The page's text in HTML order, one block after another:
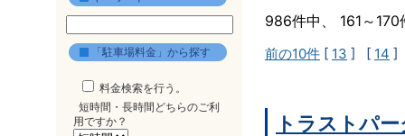
「駐車場料金」から探す
料金検索を行う。
短時間・長時間どちらのご利
用ですか？
986件中、 161～
前の10件 [ 13 ] [ 14 ]
トラストパ